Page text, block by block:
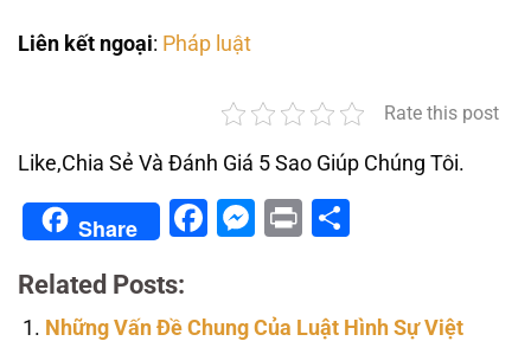
Liên kết ngoại: Pháp luật
Rate this post
Like,Chia Sẻ Và Đánh Giá 5 Sao Giúp Chúng Tôi.
Share Facebook
Messenger
Print
Related Posts:
Những Vấn Đề Chung Của Luật Hình Sự Việt